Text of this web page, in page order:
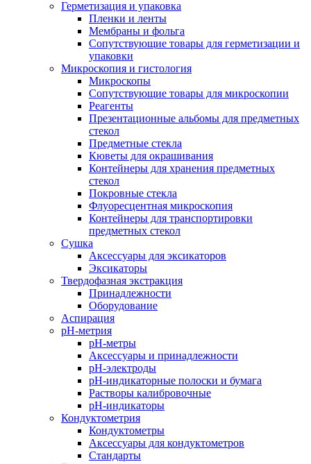
Герметизация и упаковка
Пленки и ленты
Мембраны и фольга
Сопутствующие товары для герметизации и
упаковки
Микроскопия и гистология
Микроскопы
Сопутствующие товары для микроскопии
Реагенты
Презентационные альбомы для предметных
стекол
Предметные стекла
Кюветы для окрашивания
Контейнеры для хранения предметных
стекол
Покровные стекла
Флуоресцентная микроскопия
Контейнеры для транспортировки
предметных стекол
Сушка
Аксессуары для эксикаторов
Эксикаторы
Твердофазная экстракция
Принадлежности
Оборудование
Аспирация
pH-метрия
pH-метры
Аксессуары и принадлежности
pH-электроды
pH-индикаторные полоски и бумага
Растворы калибровочные
pH-индикаторы
Кондуктометрия
Кондуктометры
Аксессуары для кондуктометров
Стандарты